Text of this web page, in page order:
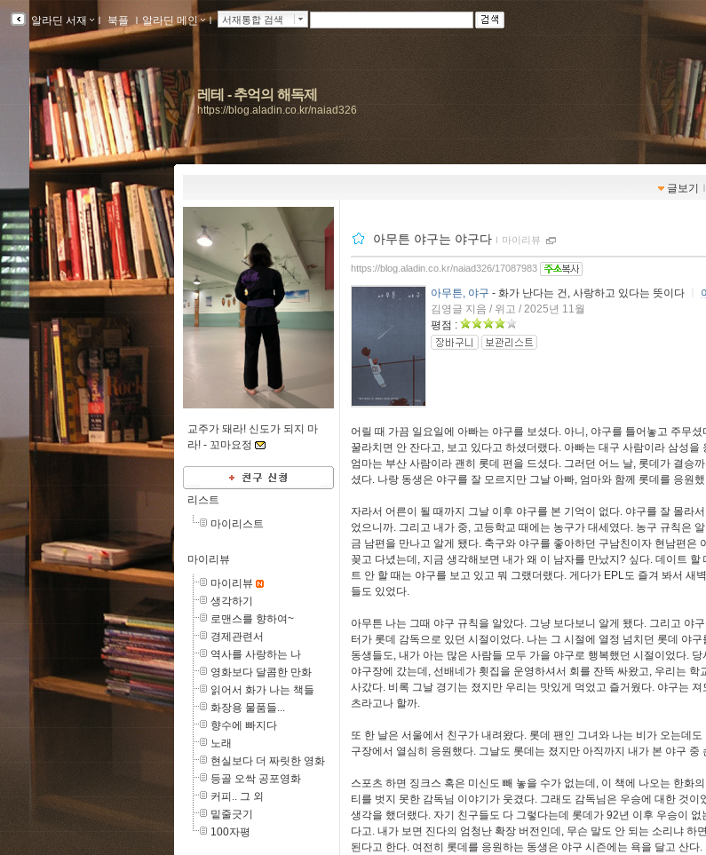
알라딘 서재 ｌ 북플 ｌ알라딘 메인 ｌ 서재통합 검색
레테 - 추억의 해독제
https://blog.aladin.co.kr/naiad326
글보기 ｌ
교주가 돼라! 신도가 되지 마
라! - 꼬마요정
리스트
마이리스트
마이리뷰
마이리뷰
생각하기
로맨스를 향하여~
경제관련서
역사를 사랑하는 나
영화보다 달콤한 만화
읽어서 화가 나는 책들
화장용 물품들...
향수에 빠지다
노래
현실보다 더 짜릿한 영화
등골 오싹 공포영화
커피.. 그 외
밑줄긋기
100자평
아무튼 야구는 야구다 ｌ 마이리뷰
https://blog.aladin.co.kr/naiad326/17087983
아무튼, 야구 - 화가 난다는 건, 사랑하고 있다는 뜻이다
김영글 지음 / 위고 / 2025년 11월
평점 :
어릴 때 가끔 일요일에 아빠는 야구를 보셨다. 아니, 야구를 틀어놓고 주무
꿀라치면 안 잔다고, 보고 있다고 하셨더랬다. 아빠는 대구 사람이라 삼성을
엄마는 부산 사람이라 괜히 롯데 편을 드셨다. 그러던 어느 날, 롯데가 결승
셨다. 나랑 동생은 야구를 잘 모르지만 그날 아빠, 엄마와 함께 롯데를 응원
자라서 어른이 될 때까지 그날 이후 야구를 본 기억이 없다. 야구를 잘 몰라
었으니까. 그리고 내가 중, 고등학교 때에는 농구가 대세였다. 농구 규칙은
금 남편을 만나고 알게 됐다. 축구와 야구를 좋아하던 구남친이자 현남편은
꽂고 다녔는데, 지금 생각해보면 내가 왜 이 남자를 만났지? 싶다. 데이트 할
트 안 할 때는 야구를 보고 있고 뭐 그랬더랬다. 게다가 EPL도 즐겨 봐서 새
들도 있었다.
아무튼 나는 그때 야구 규칙을 알았다. 그냥 보다보니 알게 됐다. 그리고 야
터가 롯데 감독으로 있던 시절이었다. 나는 그 시절에 열정 넘치던 롯데 야
동생들도, 내가 아는 많은 사람들 모두 가을 야구로 행복했던 시절이었다. 당
야구장에 갔는데, 선배네가 횟집을 운영하셔서 회를 잔뜩 싸왔고, 우리는 학
사갔다. 비록 그날 경기는 졌지만 우리는 맛있게 먹었고 즐거웠다. 야구는
츠라고나 할까.
또 한 날은 서울에서 친구가 내려왔다. 롯데 팬인 그녀와 나는 비가 오는데
구장에서 열심히 응원했다. 그날도 롯데는 졌지만 아직까지 내가 본 야구 중
스포츠 하면 징크스 혹은 미신도 빼 놓을 수가 없는데, 이 책에 나오는 한화
티를 벗지 못한 감독님 이야기가 웃겼다. 그래도 감독님은 우승에 대한 것이
생각을 했더랬다. 자기 친구들도 다 그렇다는데 롯데가 92년 이후 우승이 없
다고. 내가 보면 진다의 엄청난 확장 버전인데, 무슨 말도 안 되는 소리냐 하
된다고 한다. 여전히 롯데를 응원하는 동생은 야구 시즌에는 욕을 달고 산다